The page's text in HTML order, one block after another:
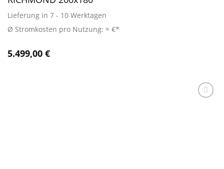
Lieferung in 7 - 10 Werktagen
Ø Stromkosten pro Nutzung: ≈ €*
5.499,00 €